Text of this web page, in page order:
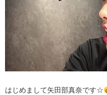
はじめまして矢田部真奈です☆